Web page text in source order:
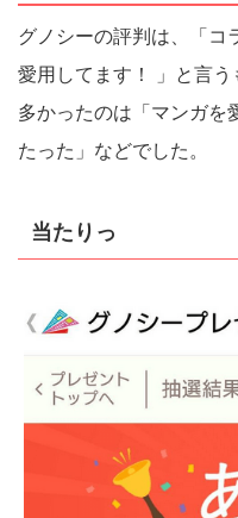
グノシーの評判は、「コ
愛用してます！ 」と言う
多かったのは「マンガを
たった」などでした。
当たりっ